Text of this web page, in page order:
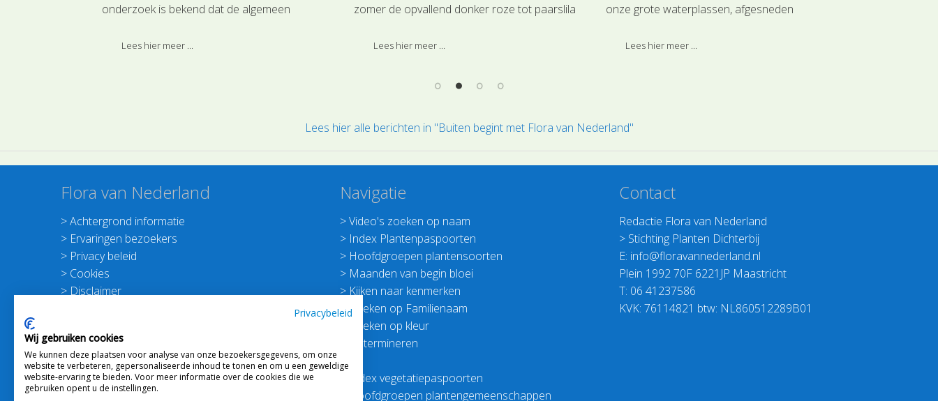
onderzoek is bekend dat de algemeen
Christus in onze contreien groeide.
Lees hier meer ...
zomer de opvallend donker roze tot paarslila
de Kaasjeskruidfamilie.
Lees hier meer ...
onze grote waterplassen, afgesneden
meren met de grote ronde drijfbladeren en
Lees hier meer ...
Lees hier alle berichten in "Buiten begint met Flora van Nederland"
Flora van Nederland
>Achtergrond informatie
> Ervaringen bezoekers
> Privacy beleid
> Cookies
> Disclaimer
>Schrijf je in voor de Nieuwsbrief
Navigatie
>Video's zoeken op naam
> Index Plantenpaspoorten
> Hoofdgroepen plantensoorten
> Maanden van begin bloei
> Kijken naar kenmerken
>Zoeken op Familienaam
Zoeken op kleur
Determineren
Index vegetatiepaspoorten
Hoofdgroepen plantengemeenschappen
Contact
Redactie Flora van Nederland
> Stichting Planten Dichterbij
E: info@floravannederland.nl
Plein 1992 70F 6221JP Maastricht
T: 06 41237586
KVK: 76114821 btw: NL860512289B01
Privacybeleid
Wij gebruiken cookies
We kunnen deze plaatsen voor analyse van onze bezoekersgegevens, om onze
website te verbeteren, gepersonaliseerde inhoud te tonen en om u een geweldige
website-ervaring te bieden. Voor meer informatie over de cookies die we
gebruiken opent u de instellingen.